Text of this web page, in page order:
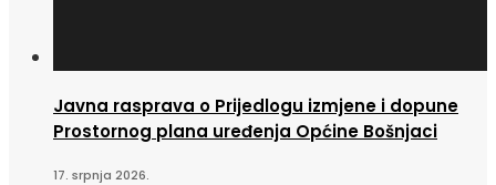
Javna rasprava o Prijedlogu izmjene i dopune
Prostornog plana uređenja Općine Bošnjaci
17. srpnja 2026.